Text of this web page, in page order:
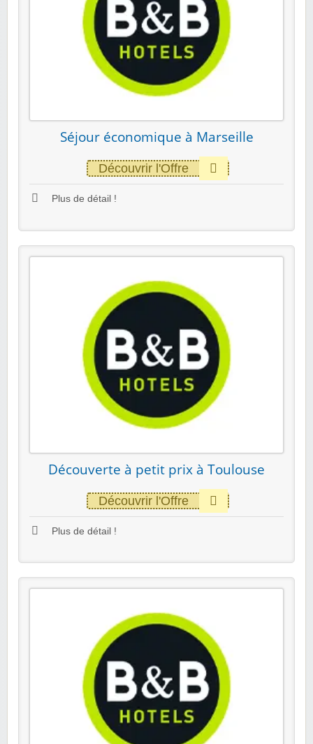
Séjour économique à Marseille
Découvrir l'Offre
Plus de détail !
Découverte à petit prix à Toulouse
Découvrir l'Offre
Plus de détail !